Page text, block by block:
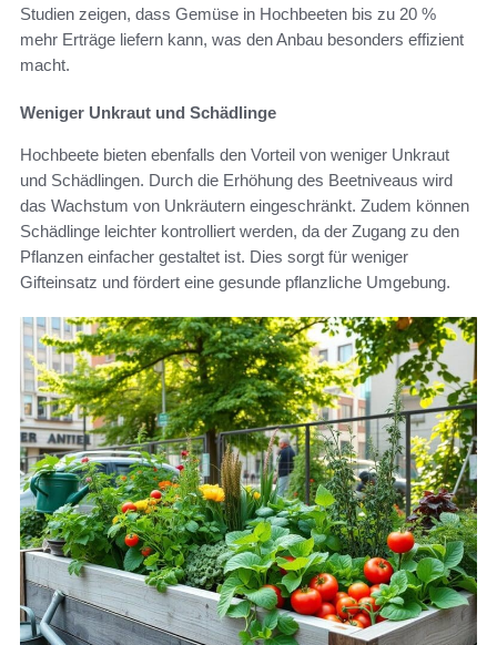
Studien zeigen, dass Gemüse in Hochbeeten bis zu 20 %
mehr Erträge liefern kann, was den Anbau besonders effizient
macht.
Weniger Unkraut und Schädlinge
Hochbeete bieten ebenfalls den Vorteil von weniger Unkraut
und Schädlingen. Durch die Erhöhung des Beetniveaus wird
das Wachstum von Unkräutern eingeschränkt. Zudem können
Schädlinge leichter kontrolliert werden, da der Zugang zu den
Pflanzen einfacher gestaltet ist. Dies sorgt für weniger
Gifteinsatz und fördert eine gesunde pflanzliche Umgebung.